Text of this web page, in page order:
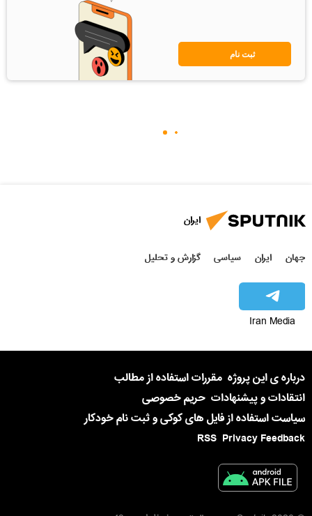
ثبت نام
ایران
جهان ایران سیاسی گزارش و تحلیل
Iran Media
درباره ی این پروژه مقررات استفاده از مطالب
انتقادات و پیشنهادات حریم خصوصی
سیاست استفاده از فایل های کوکی و ثبت نام خودکار
Privacy Feedback
RSS